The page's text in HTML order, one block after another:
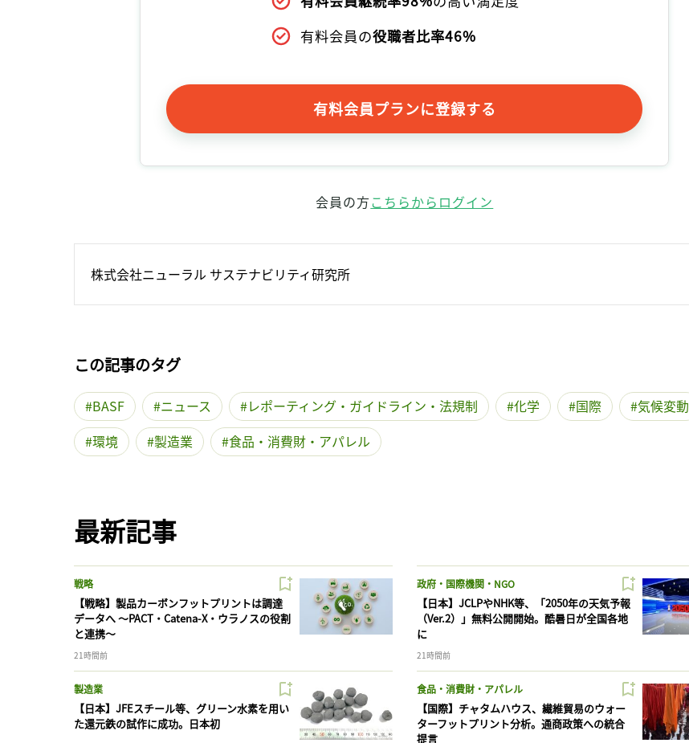
有料会員の役職者比率46%
有料会員プランに登録する
会員の方こちらからログイン
株式会社ニューラル サステナビリティ研究所
この記事のタグ
BASF ニュース レポーティング・ガイドライン・法規制 化学 国際
気候変動
環境
製造業 食品・消費財・アパレル
最新記事
戦略
【戦略】製品カーボンフットプリントは調達
データへ 〜PACT・Catena-X・ウラノスの役割
と連携〜
21時間前
政府・国際機関・NGO
【日本】JCLPやNHK等、「2050年の天気予報
（Ver.2）」無料公開開始。酷暑日が全国各地
に
21時間前
製造業
【日本】JFEスチール等、グリーン水素を用い
た還元鉄の試作に成功。日本初
食品・消費財・アパレル
【国際】チャタムハウス、繊維貿易のウォー
ターフットプリント分析。通商政策への統合
提言